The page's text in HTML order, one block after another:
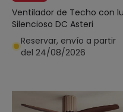
Ventilador de Techo con
Silencioso DC Asteri
Reservar, envío a partir
del 24/08/2026